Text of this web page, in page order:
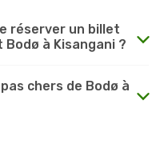
réserver un billet
à Kisangani ?
chers de Bodø à